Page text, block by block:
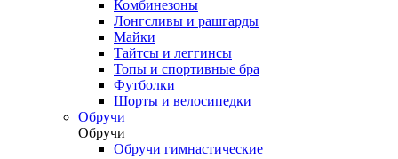
Комбинезоны
Лонгсливы и рашгарды
Майки
Тайтсы и леггинсы
Топы и спортивные бра
Футболки
Шорты и велосипедки
Обручи
Обручи
Обручи гимнастические